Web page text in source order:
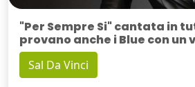
"Per Sempre Si" cantata in
provano anche i Blue con un
Sal Da Vinci